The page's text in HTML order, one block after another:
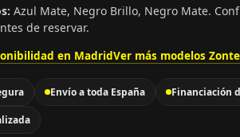
Azul Mate, Negro Brillo, Negro Mate.
de reservar.
en MadridVer más modelos
Envío a toda España Financiación